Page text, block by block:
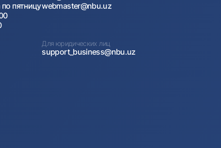
пятницуwebmaster@nbu.uz
Для юридических лиц
support_business@nbu.uz